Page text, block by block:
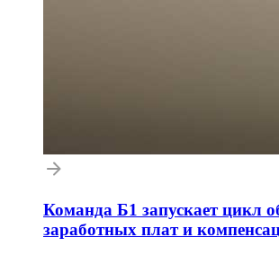
Команда Б1 запускает цикл
заработных плат и